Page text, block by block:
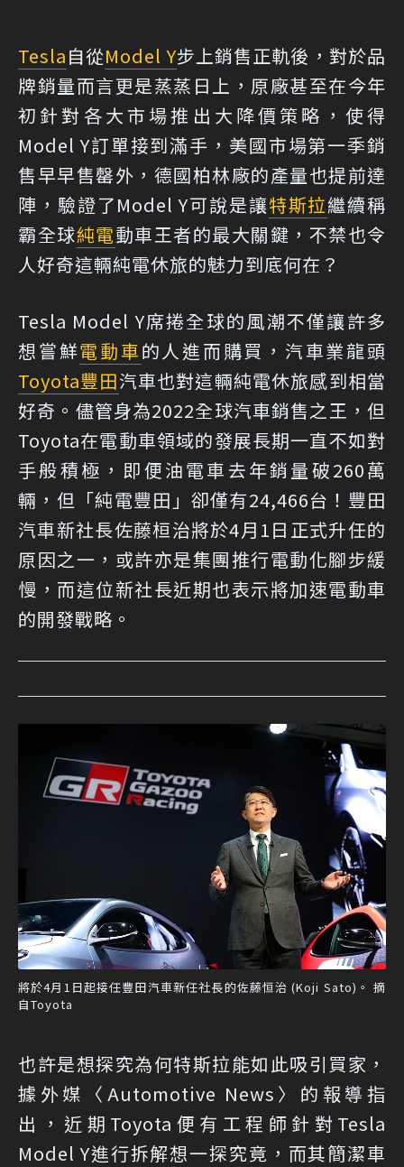
Tesla自從Model Y步上銷售正軌後，對於品
牌銷量而言更是蒸蒸日上，原廠甚至在今年
初針對各大市場推出大降價策略，使得
Model Y訂單接到滿手，美國市場第一季銷
售早早售罄外，德國柏林廠的產量也提前達
陣，驗證了Model Y可說是讓特斯拉繼續稱
霸全球純電動車王者的最大關鍵，不禁也令
人好奇這輛純電休旅的魅力到底何在？
Tesla Model Y席捲全球的風潮不僅讓許多
想嘗鮮電動車的人進而購買，汽車業龍頭
Toyota豐田汽車也對這輛純電休旅感到相當
好奇。儘管身為2022全球汽車銷售之王，但
Toyota在電動車領域的發展長期一直不如對
手般積極，即便油電車去年銷量破260萬
輛，但「純電豐田」卻僅有24,466台！豐田
汽車新社長佐藤桓治將於4月1日正式升任的
原因之一，或許亦是集團推行電動化腳步緩
慢，而這位新社長近期也表示將加速電動車
的開發戰略。
將於4月1日起接任豐田汽車新任社長的佐藤恒治 (Koji Sato)。 摘
自Toyota
也許是想探究為何特斯拉能如此吸引買家，
據外媒〈Automotive News〉的報導指
出，近期Toyota便有工程師針對Tesla
Model Y進行拆解想一探究竟，而其簡潔車